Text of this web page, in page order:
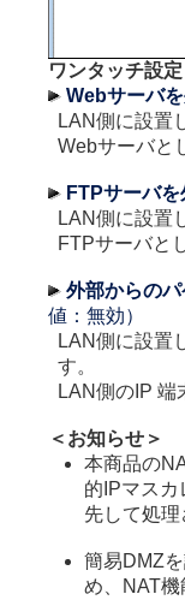
ワンタッチ設定
Webサーバ
LAN側に設置
Webサーバと
FTPサーバ
LAN側に設置
FTPサーバと
外部からの
値：無効）
LAN側に設置
す。
LAN側のIP 端
＜お知らせ＞
本商品の
的IPマスカ
先して処理
簡易DMZ
め、NAT